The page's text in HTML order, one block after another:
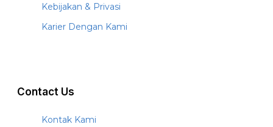
Kebijakan & Privasi
Karier Dengan Kami
Contact Us
Kontak Kami